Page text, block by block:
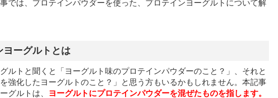
では、プロテインパウダーを使った、プロテインヨーグルトについて解
ヨーグルトとは
ルトと聞くと「ヨーグルト味のプロテインパウダーのこと？」、それと
強化したヨーグルトのこと？」と思う方もいるかもしれません。本記事
グルトは、
ヨーグルトにプロテインパウダーを混ぜたものを指します。